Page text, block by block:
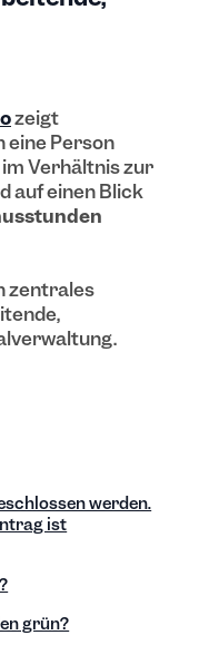
zeigt
eine Person
Verhältnis zur
auf einen Blick
zentrales
werden.
ist
grün?